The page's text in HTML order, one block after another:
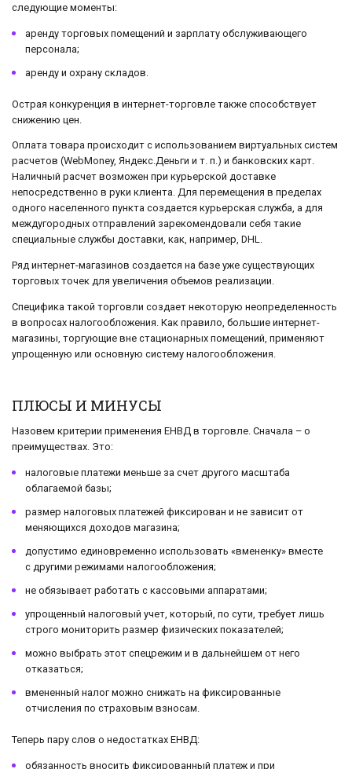
следующие моменты:
аренду торговых помещений и зарплату обслуживающего
персонала;
аренду и охрану складов.
Острая конкуренция в интернет-торговле также способствует
снижению цен.
Оплата товара происходит с использованием виртуальных систем
расчетов (WebMoney, Яндекс.Деньги и т. п.) и банковских карт.
Наличный расчет возможен при курьерской доставке
непосредственно в руки клиента. Для перемещения в пределах
одного населенного пункта создается курьерская служба, а для
междугородных отправлений зарекомендовали себя такие
специальные службы доставки, как, например, DHL.
Ряд интернет-магазинов создается на базе уже существующих
торговых точек для увеличения объемов реализации.
Специфика такой торговли создает некоторую неопределенность
в вопросах налогообложения. Как правило, большие интернет-
магазины, торгующие вне стационарных помещений, применяют
упрощенную или основную систему налогообложения.
ПЛЮСЫ И МИНУСЫ
Назовем критерии применения ЕНВД в торговле. Сначала – о
преимуществах. Это:
налоговые платежи меньше за счет другого масштаба
облагаемой базы;
размер налоговых платежей фиксирован и не зависит от
меняющихся доходов магазина;
допустимо единовременно использовать «вмененку» вместе
с другими режимами налогообложения;
не обязывает работать с кассовыми аппаратами;
упрощенный налоговый учет, который, по сути, требует лишь
строго мониторить размер физических показателей;
можно выбрать этот спецрежим и в дальнейшем от него
отказаться;
вмененный налог можно снижать на фиксированные
отчисления по страховым взносам.
Теперь пару слов о недостатках ЕНВД:
обязанность вносить фиксированный платеж и при